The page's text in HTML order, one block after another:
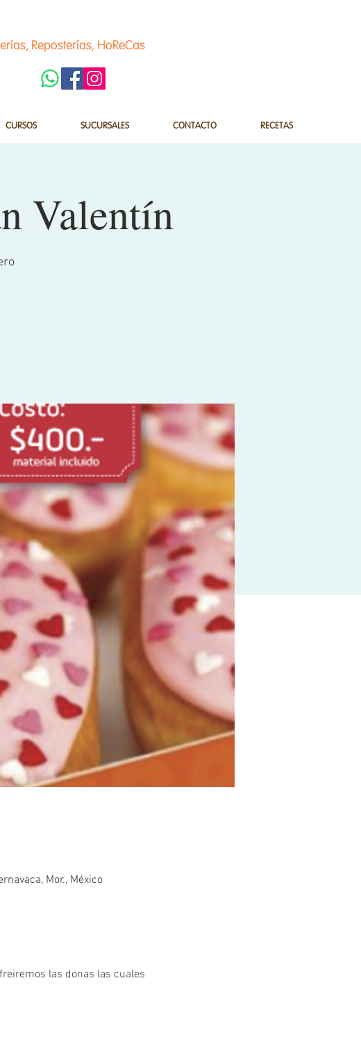
Reposterías, HoReCas
CURSOS SUCURSALES CONTACTO RECETAS
Valentín
Mor., México
las donas las cuales